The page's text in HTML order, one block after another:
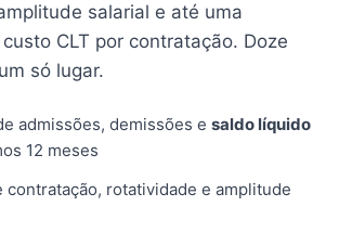
salarial e até uma
CLT por contratação. Doze
só lugar.
admissões, demissões e saldo líquido
12 meses
contratação, rotatividade e amplitude